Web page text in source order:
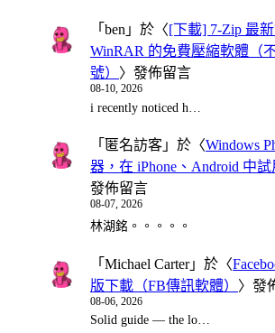
「 ben 」於〈 [下載] 7-Zip 最
WinRAR 的免費壓縮軟體（
號）
〉發佈留言
08-10, 2026
i recently noticed h…
「 匿名訪客 」於〈Windows
器，在 iPhone、Android 中
發佈留言
08-07, 2026
林湖銘。。。。。
「 Michael Carter」於〈
版下載（FB傳訊軟體） 〉發
08-06, 2026
Solid guide — the lo…